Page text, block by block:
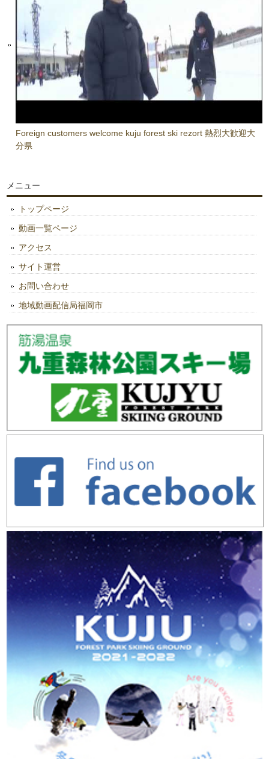
Foreign customers welcome kuju forest ski rezort 熱烈大歓迎大
分県
メニュー
トップページ
動画一覧ページ
アクセス
サイト運営
お問い合わせ
地域動画配信局福岡市